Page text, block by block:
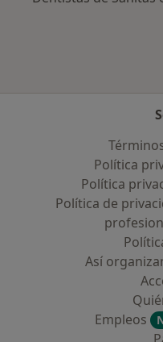
Política
Política
Política de
Así
Empleos